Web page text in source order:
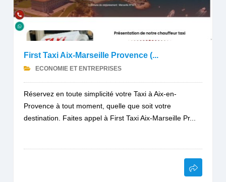
First Taxi Aix-Marseille Provence (...
ECONOMIE ET ENTREPRISES
Réservez en toute simplicité votre Taxi à Aix-en-
Provence à tout moment, quelle que soit votre
destination. Faites appel à First Taxi Aix-Marseille Pr...